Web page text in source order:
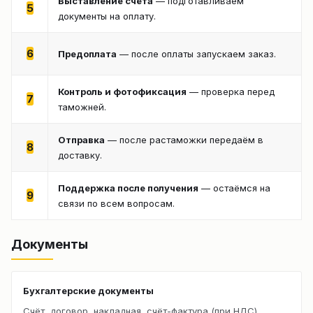
5
документы на оплату.
6 Предоплата — после оплаты запускаем заказ.
7
Контроль и фотофиксация — проверка перед
таможней.
8
Отправка — после растаможки передаём в
доставку.
9
Поддержка после получения — остаёмся на
связи по всем вопросам.
Документы
Бухгалтерские документы